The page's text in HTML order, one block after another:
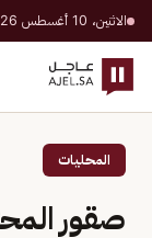
الاثنين، 10 أغسطس 2026 · 27 صفر 1448 هـ
المحليات
صقور